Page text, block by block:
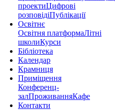
проектиЦифрові
розповідіПублікації
Освітнє
Освітня платформаЛітні
школиКурси
Бібліотека
Календар
Крамниця
Приміщення
Конференц-
залПроживанняКафе
Контакти